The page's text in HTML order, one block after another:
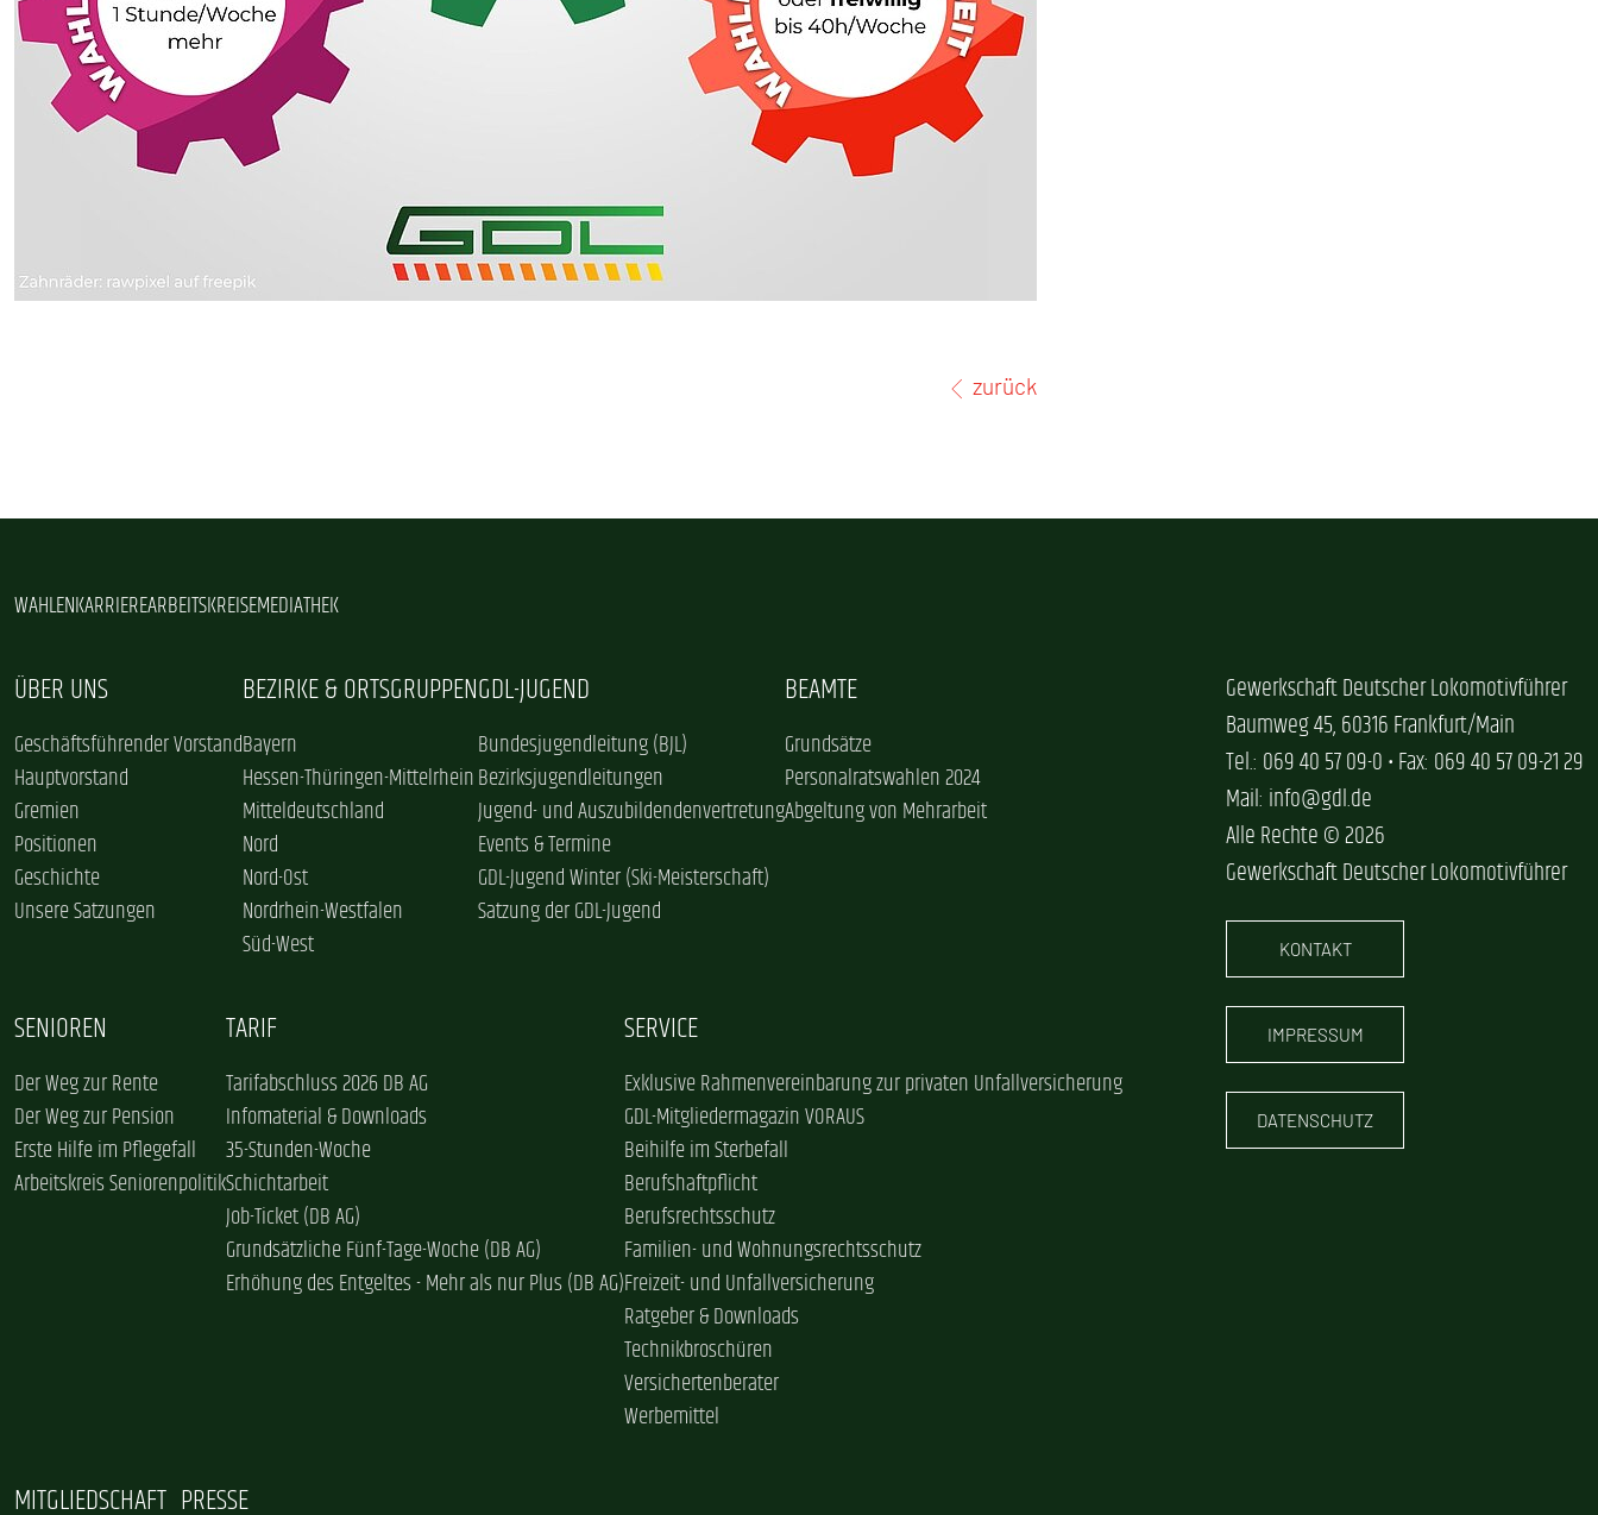
zurück
WAHLENKARRIEREARBEITSKREISEMEDIATHEK
ÜBER UNS
Geschäftsführender Vorstand
Hauptvorstand
Gremien
Positionen
Geschichte
Unsere Satzungen
BEZIRKE & ORTSGRUPPEN
Bayern
Hessen-Thüringen-Mittelrhein
Mitteldeutschland
Nord
Nord-Ost
Nordrhein-Westfalen
Süd-West
GDL-JUGEND
Bundesjugendleitung (BJL)
Bezirksjugendleitungen
Jugend- und Auszubildendenvertretung
Events & Termine
GDL-Jugend Winter (Ski-Meisterschaft)
Satzung der GDL-Jugend
BEAMTE
Grundsätze
Personalratswahlen 2024
Abgeltung von Mehrarbeit
SENIOREN
Der Weg zur Rente
Der Weg zur Pension
Erste Hilfe im Pflegefall
Arbeitskreis Seniorenpolitik
TARIF
Tarifabschluss 2026 DB AG
Infomaterial & Downloads
35-Stunden-Woche
Schichtarbeit
Job-Ticket (DB AG)
Grundsätzliche Fünf-Tage-Woche (DB AG)
Erhöhung des Entgeltes - Mehr als nur Plus (DB AG)
SERVICE
Exklusive Rahmenvereinbarung zur privaten Unfallversicherung
GDL-Mitgliedermagazin VORAUS
Beihilfe im Sterbefall
Berufshaftpflicht
Berufsrechtsschutz
Familien- und Wohnungsrechtsschutz
Freizeit- und Unfallversicherung
Ratgeber & Downloads
Technikbroschüren
Versichertenberater
Werbemittel
MITGLIEDSCHAFT PRESSE
Gewerkschaft Deutscher Lokomotivführer
Baumweg 45, 60316 Frankfurt/Main
Tel.: 069 40 57 09-0 • Fax: 069 40 57 09-21 29
Mail: info@gdl.de
Alle Rechte © 2026
Gewerkschaft Deutscher Lokomotivführer
KONTAKT
IMPRESSUM
DATENSCHUTZ